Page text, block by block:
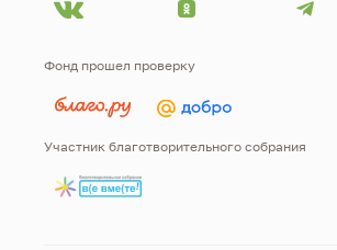
Фонд прошел проверку
Участник благотворительного собрания